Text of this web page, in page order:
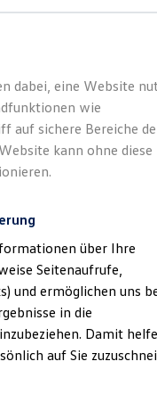
Leasing
alle(s).
dabei, eine Website
wie
auf sichere Bereiche
kann ohne diese
über Ihre
Seitenaufrufe,
und ermöglichen uns
in die
Damit
auf Sie